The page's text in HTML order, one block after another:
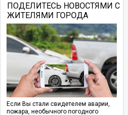
ПОДЕЛИТЕСЬ НОВОСТЯМИ С
ЖИТЕЛЯМИ ГОРОДА
Если Вы стали свидетелем аварии,
пожара, необычного погодного